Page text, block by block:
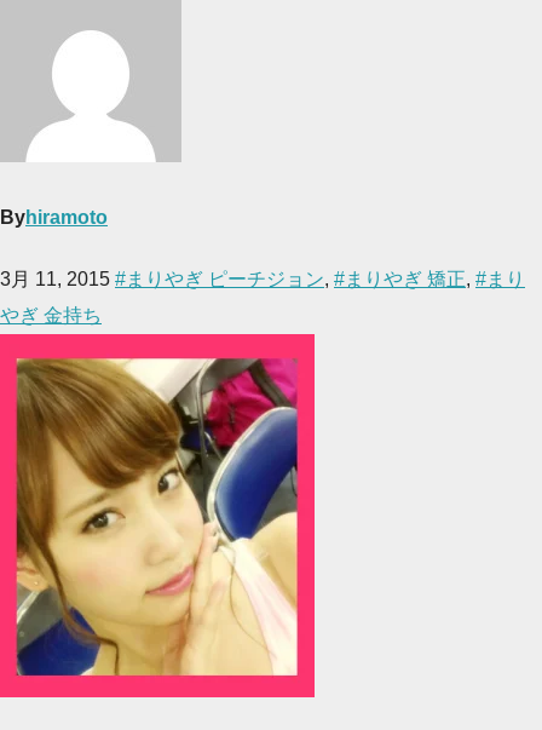
Byhiramoto
3月 11, 2015 #まりやぎ ピーチジョン, #まりやぎ 矯正, #まり
やぎ 金持ち